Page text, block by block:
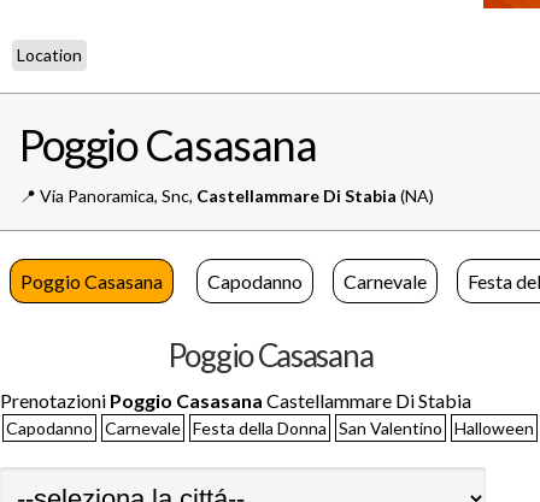
Location
Poggio Casasana
📍️ Via Panoramica, Snc, Castellammare Di Stabia (NA)
Poggio Casasana Capodanno Carnevale Festa
Poggio Casasana
Prenotazioni Poggio Casasana Castellammare Di Stabia
Capodanno Carnevale Festa della Donna San Valentino Halloween